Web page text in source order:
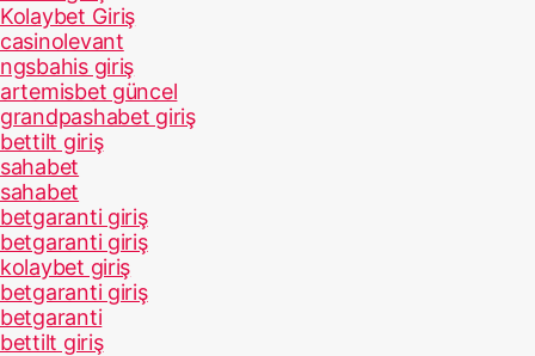
Kolaybet Giriş
casinolevant
ngsbahis giriş
artemisbet güncel
grandpashabet giriş
bettilt giriş
sahabet
sahabet
betgaranti giriş
betgaranti giriş
kolaybet giriş
betgaranti giriş
betgaranti
bettilt giriş